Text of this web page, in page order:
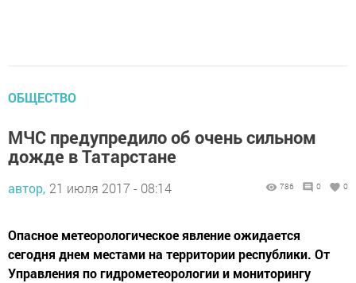
ОБЩЕСТВО
МЧС предупредило об очень сильном
дожде в Татарстане
автор, 21 июля 2017 - 08:14 786 0 0
Опасное метеорологическое явление ожидается
сегодня днем местами на территории республики. От
Управления по гидрометеорологии и мониторингу